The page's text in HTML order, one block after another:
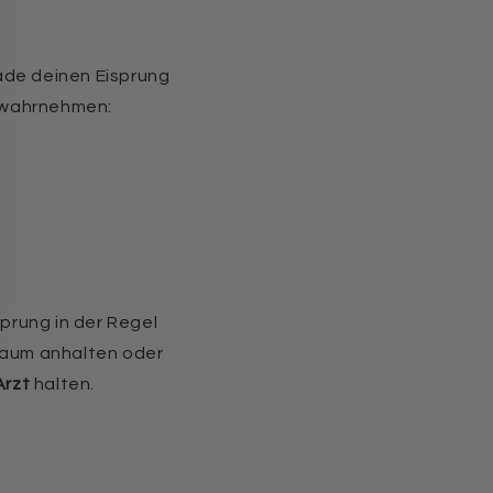
deinen Eisprung
in der Regel
anhalten oder
halten.